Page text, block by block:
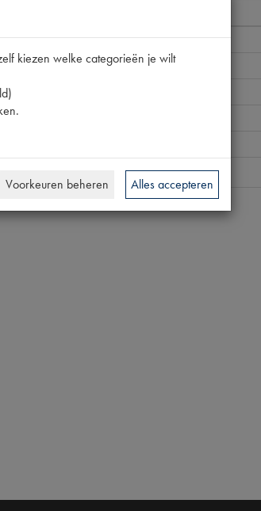
| P319
kiezen welke categorieën je wilt
Voorkeuren beheren Alles accepteren